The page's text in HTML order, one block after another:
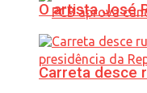
O artista José
Carreta desce